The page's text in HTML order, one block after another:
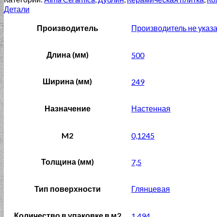
Детали
Производитель Производитель не
Длина (мм) 500
Ширина (мм) 249
Назначение Настенная
M2 0,1245
Толщина (мм) 7,5
Тип поверхности Глянцевая